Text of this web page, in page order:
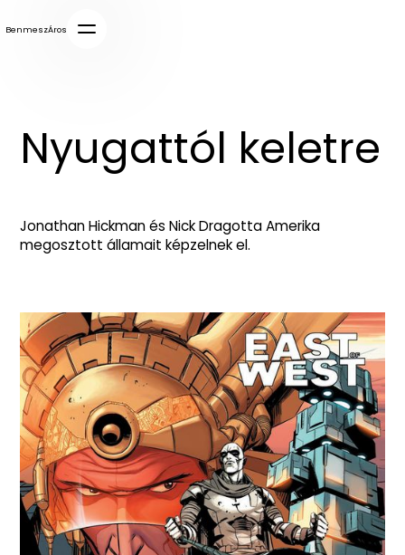
BenmeszÁros
Nyugattól keletre
Jonathan Hickman és Nick Dragotta Amerika
megosztott államait képzelnek el.